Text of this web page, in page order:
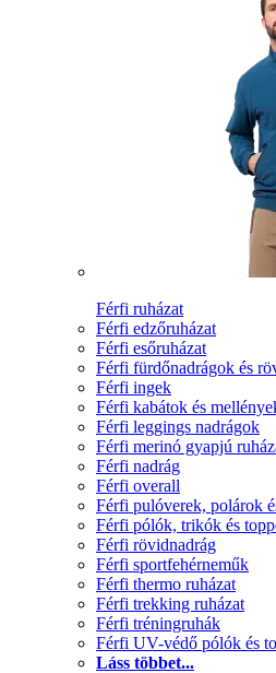
Férfi ruházat
Férfi edzőruházat
Férfi esőruházat
Férfi fürdőnadrágok és
Férfi ingek
Férfi kabátok és
Férfi leggings nadrágok
Férfi merinó gyapjú
Férfi nadrág
Férfi overall
Férfi pulóverek, polárok
Férfi pólók, trikók és
Férfi rövidnadrág
Férfi sportfehérneműk
Férfi thermo ruházat
Férfi trekking ruházat
Férfi tréningruhák
Férfi UV-védő pólók és
Láss többet...